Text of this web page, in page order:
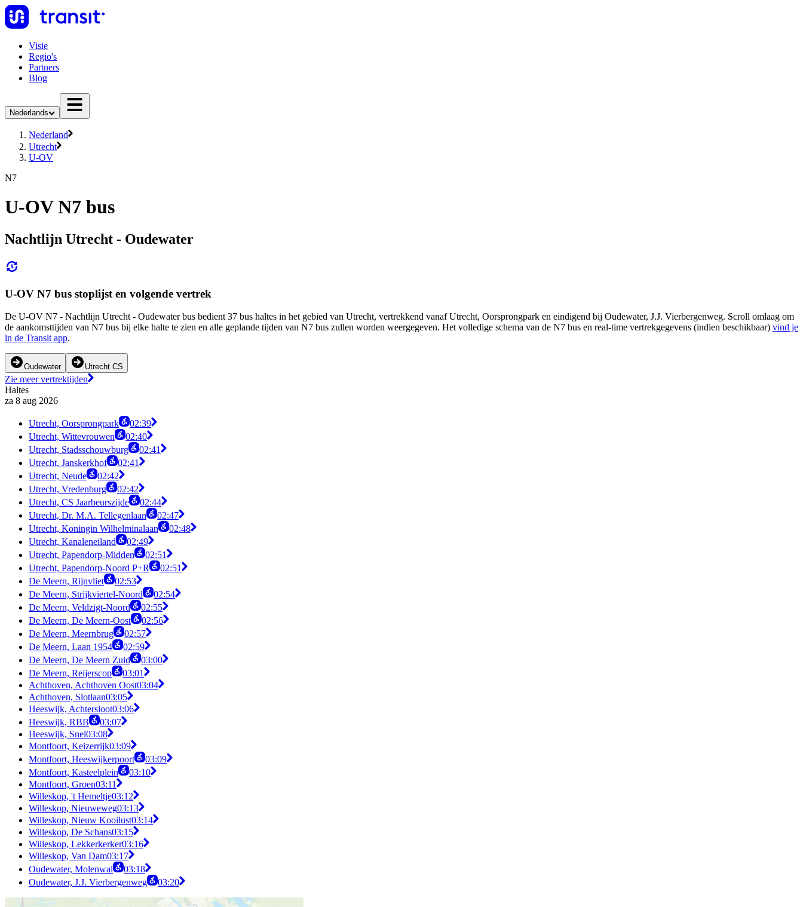
Visie
Regio's
Partners
Blog
Nederlands
Nederland
Utrecht
U-OV
N7
U-OV N7 bus
Nachtlijn Utrecht - Oudewater
U-OV N7 bus stoplijst en volgende vertrek
De U-OV N7 - Nachtlijn Utrecht - Oudewater bus bedient 37 bus haltes in het gebied van Utrecht, vertrekkend vanaf Utrecht, Oorsprongpark en eindigend bij Oudewater, J.J. Vierbergenweg. Scroll omlaag om
de aankomsttijden van N7 bus bij elke halte te zien en alle geplande tijden van N7 bus zullen worden weergegeven. Het volledige schema van de N7 bus en real-time vertrekgegevens (indien beschikbaar) vind je
in de Transit app.
Oudewater Utrecht CS
Zie meer vertrektijden
Haltes
za 8 aug 2026
Utrecht, Oorsprongpark
02:39
Utrecht, Wittevrouwen
02:40
Utrecht, Stadsschouwburg
02:41
Utrecht, Janskerkhof
02:41
Utrecht, Neude
02:42
Utrecht, Vredenburg
02:42
Utrecht, CS Jaarbeurszijde
02:44
Utrecht, Dr. M.A. Tellegenlaan
02:47
Utrecht, Koningin Wilhelminalaan
02:48
Utrecht, Kanaleneiland
02:49
Utrecht, Papendorp-Midden
02:51
Utrecht, Papendorp-Noord P+R
02:51
De Meern, Rijnvliet
02:53
De Meern, Strijkviertel-Noord
02:54
De Meern, Veldzigt-Noord
02:55
De Meern, De Meern-Oost
02:56
De Meern, Meernbrug
02:57
De Meern, Laan 1954
02:59
De Meern, De Meern Zuid
03:00
De Meern, Reijerscop
03:01
Achthoven, Achthoven Oost03:04
Achthoven, Slotlaan03:05
Heeswijk, Achtersloot03:06
Heeswijk, RBB
03:07
Heeswijk, Snel03:08
Montfoort, Keizerrijk03:09
Montfoort, Heeswijkerpoort
03:09
Montfoort, Kasteelplein
03:10
Montfoort, Groen03:11
Willeskop, 't Hemeltje03:12
Willeskop, Nieuweweg03:13
Willeskop, Nieuw Kooilust03:14
Willeskop, De Schans03:15
Willeskop, Lekkerkerker03:16
Willeskop, Van Dam03:17
Oudewater, Molenwal
03:18
Oudewater, J.J. Vierbergenweg
03:20